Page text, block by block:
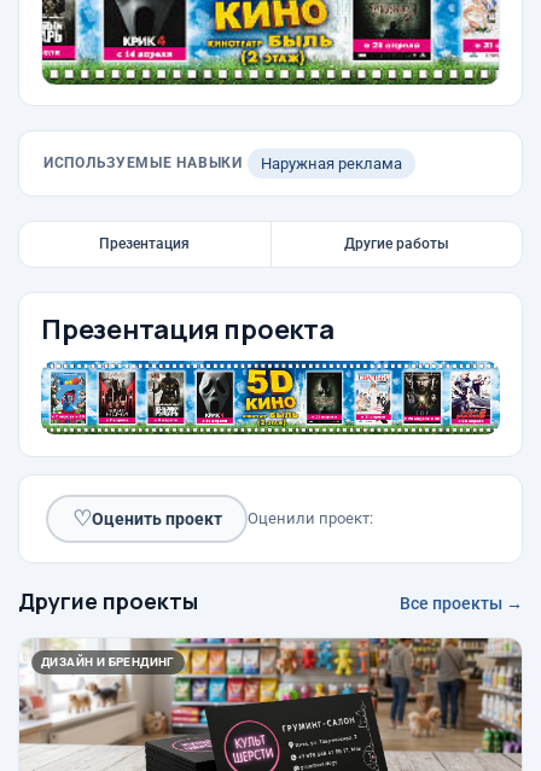
ИСПОЛЬЗУЕМЫЕ НАВЫКИ Наружная реклама
Презентация Другие работы
Презентация проекта
♡Оценить проект Оценили проект:
Другие проекты Все проекты →
ДИЗАЙН И БРЕНДИНГ